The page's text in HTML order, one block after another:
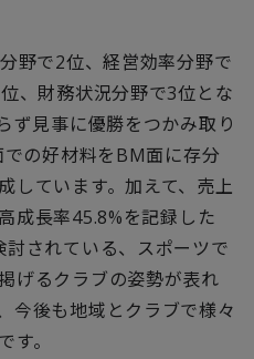
野で2位、経営効率分野で
、財務状況分野で3位とな
ず見事に優勝をつかみ取り
の好材料をBM面に存分
しています。加えて、売上
成長率45.8%を記録した
されている、スポーツで
げるクラブの姿勢が表れ
今後も地域とクラブで様々
す。